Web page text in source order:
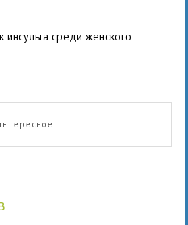
среди женского